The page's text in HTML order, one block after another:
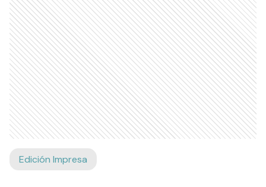
Edición Impresa